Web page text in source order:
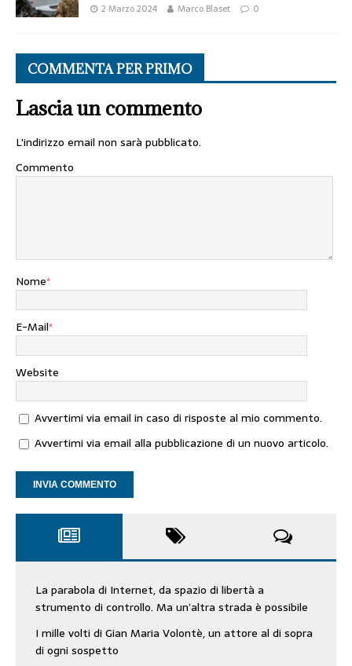
2 Marzo 2024 Marco Blaset 0
COMMENTA PER PRIMO
Lascia un commento
L'indirizzo email non sarà pubblicato.
Commento
Nome*
E-Mail*
Website
Avvertimi via email in caso di risposte al mio commento.
Avvertimi via email alla pubblicazione di un nuovo articolo.
La parabola di Internet, da spazio di libertà a
strumento di controllo. Ma un’altra strada è possibile
I mille volti di Gian Maria Volontè, un attore al di sopra
di ogni sospetto